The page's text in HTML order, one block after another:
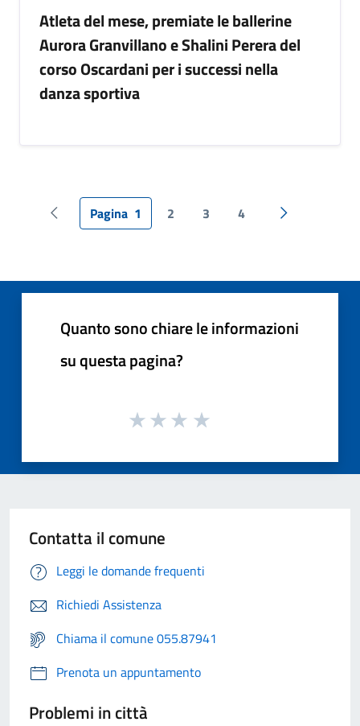
Atleta del mese, premiate le ballerine
Aurora Granvillano e Shalini Perera del
corso Oscardani per i successi nella
danza sportiva
Pagina precedente
Pagina 1 2 3 4 Pagina
Quanto sono chiare le informazioni
su questa pagina?
Contatta il comune
Leggi le domande frequenti
Richiedi Assistenza
Chiama il comune 055.87941
Prenota un appuntamento
Problemi in città